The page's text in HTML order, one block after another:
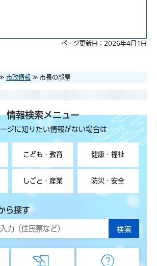
ページ更新日：2026年4月1日
市政情報 ≫ 市長の部屋
情報検索メニュー
ジに知りたい情報がない場合は
こども・教育 健康・福祉
しごと・産業 防災・安全
ら探す